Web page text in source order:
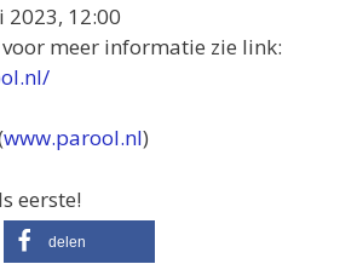
2023, 12:00
meer informatie zie link:
www.parool.nl)
eerste!
delen